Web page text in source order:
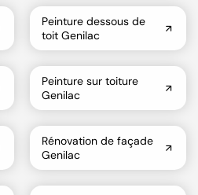
Peinture dessous de
toit Genilac
Peinture sur toiture
Genilac
Rénovation de façade
Genilac